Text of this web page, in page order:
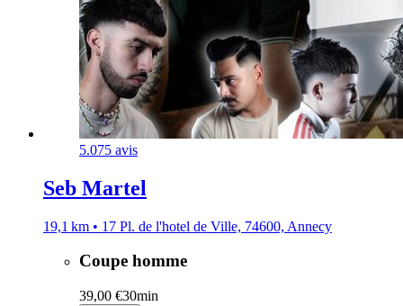
5.075 avis
Seb Martel
19,1 km • 17 Pl. de l'hotel de Ville, 74600, Annecy
Coupe homme
39,00 €30min